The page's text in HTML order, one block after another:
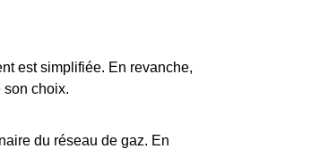
est simplifiée. En revanche,
son choix.
du réseau de gaz. En